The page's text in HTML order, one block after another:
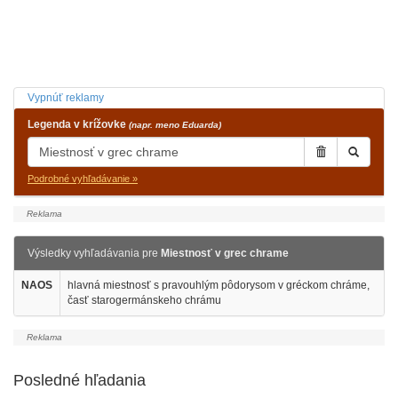
Vypnúť reklamy
Legenda v krížovke (napr. meno Eduarda)
Podrobné vyhľadávanie »
Výsledky vyhľadávania pre Miestnosť v grec chrame
NAOS
hlavná miestnosť s pravouhlým pôdorysom v gréckom chráme,
časť starogermánskeho chrámu
Posledné hľadania